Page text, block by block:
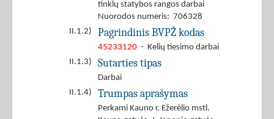
tinklų statybos rangos darbai
Nuorodos numeris: 706328
II.1.2)
Pagrindinis BVPŽ kodas
45233120 - Kelių tiesimo darbai
II.1.3)
Sutarties tipas
Darbai
II.1.4)
Trumpas aprašymas
Perkami Kauno r. Ežerėlio mstl.